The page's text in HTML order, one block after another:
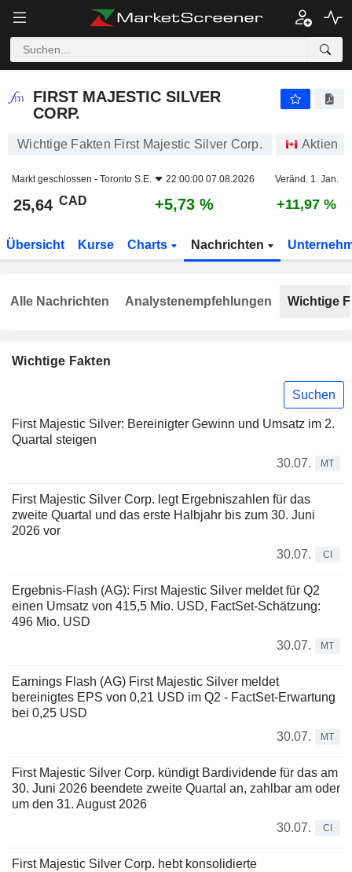
FIRST MAJESTIC SILVER
CORP.
Wichtige Fakten First Majestic Silver Corp. Aktien
Markt geschlossen - Toronto S.E. 22:00:00 07.08.2026 Veränd. 1. Jan.
25,64 CAD +5,73 % +11,97 %
Übersicht Kurse Charts Nachrichten
Wichtige Fakten
Suchen
First Majestic Silver: Bereinigter Gewinn und Umsatz im 2.
Quartal steigen
30.07.
MT
First Majestic Silver Corp. legt Ergebniszahlen für das
zweite Quartal und das erste Halbjahr bis zum 30. Juni
2026 vor
30.07.
CI
Ergebnis-Flash (AG): First Majestic Silver meldet für Q2
einen Umsatz von 415,5 Mio. USD, FactSet-Schätzung:
496 Mio. USD
30.07.
MT
Earnings Flash (AG) First Majestic Silver meldet
bereinigtes EPS von 0,21 USD im Q2 - FactSet-Erwartung
bei 0,25 USD
30.07.
MT
First Majestic Silver Corp. kündigt Bardividende für das am
30. Juni 2026 beendete zweite Quartal an, zahlbar am oder
um den 31. August 2026
30.07.
CI
First Majestic Silver Corp. hebt konsolidierte
Alle Nachrichten Analystenempfehlungen Wichtige